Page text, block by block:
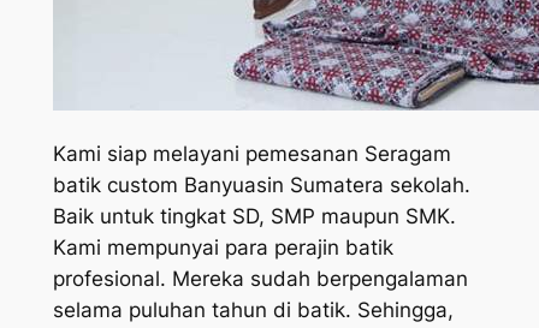
Kami siap melayani pemesanan Seragam
batik custom Banyuasin Sumatera sekolah.
Baik untuk tingkat SD, SMP maupun SMK.
Kami mempunyai para perajin batik
profesional. Mereka sudah berpengalaman
selama puluhan tahun di batik. Sehingga,